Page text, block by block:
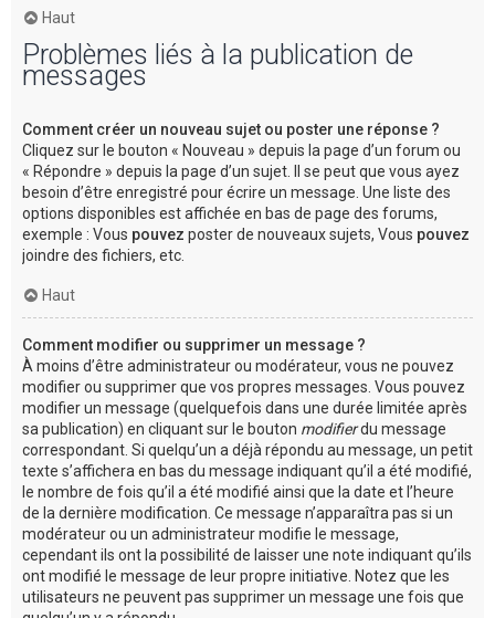
Haut
Problèmes liés à la publication de
messages
Comment créer un nouveau sujet ou poster une réponse ?
Cliquez sur le bouton « Nouveau » depuis la page d’un forum ou
« Répondre » depuis la page d’un sujet. Il se peut que vous ayez
besoin d’être enregistré pour écrire un message. Une liste des
options disponibles est affichée en bas de page des forums,
exemple : Vous pouvez poster de nouveaux sujets, Vous pouvez
joindre des fichiers, etc.
Haut
Comment modifier ou supprimer un message ?
À moins d’être administrateur ou modérateur, vous ne pouvez
modifier ou supprimer que vos propres messages. Vous pouvez
modifier un message (quelquefois dans une durée limitée après
sa publication) en cliquant sur le bouton modifierdu message
correspondant. Si quelqu’un a déjà répondu au message, un petit
texte s’affichera en bas du message indiquant qu’il a été modifié,
le nombre de fois qu’il a été modifié ainsi que la date et l’heure
de la dernière modification. Ce message n’apparaîtra pas si un
modérateur ou un administrateur modifie le message,
cependant ils ont la possibilité de laisser une note indiquant qu’ils
ont modifié le message de leur propre initiative. Notez que les
utilisateurs ne peuvent pas supprimer un message une fois que